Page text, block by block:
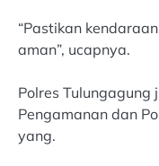
“Pastikan
aman”, ucapnya.
Polres Tulungagung
Pengamanan dan
yang.